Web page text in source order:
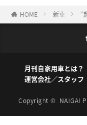
HOME 新車 “
月刊自家用車とは？
運営会社／スタッフ
Copyright © NAIGAI